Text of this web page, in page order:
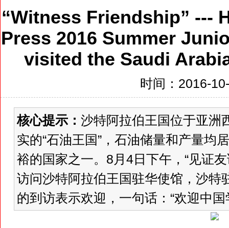
“Witness Friendship” ---
Press 2016 Summer
visited the Saudi
时间：2016-
核心提示： 沙特阿拉伯王国位于亚洲
实的“石油王国”，石油储量和产量均
裕的国家之一。8月4日下午，“见证
访问沙特阿拉伯王国驻华使馆，沙特
的到访表示欢迎，一句话：“欢迎中